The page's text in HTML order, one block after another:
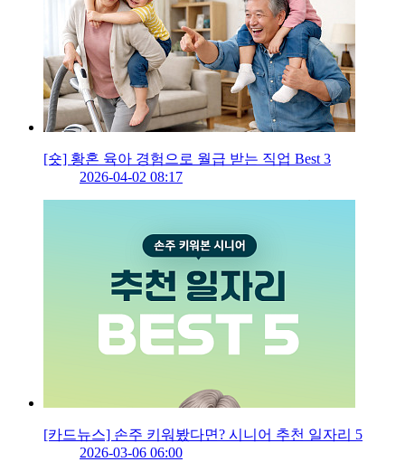
[숏] 황혼 육아 경험으로 월급 받는 직업 Best 3
2026-04-02 08:17
[카드뉴스] 손주 키워봤다면? 시니어 추천 일자리 5
2026-03-06 06:00